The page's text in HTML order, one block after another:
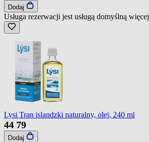
Dodaj
Usługa rezerwacji jest usługą domyślną więcej
Lysi Tran islandzki naturalny, olej, 240 ml
44 79
Dodaj